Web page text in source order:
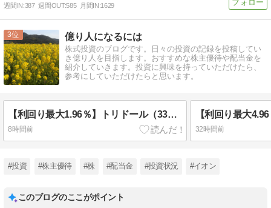
週間IN:387 週間OUT:585 月間IN:1629
3 億り人になるには
株式投資のブログです。日々の投資の記録を投稿してい
き億り人を目指します。おすすめな株主優待や配当金を
紹介していきます。投資に興味を持っていただけたら、
参考にしていただけたらと思います。
【利回り最大1.96％】トリドール（3397）から株主優待＆配当金！
8時間前 32時間前
#投資 #株主優待 #株 #配当金 #投資状況 #イオン
このブログのここがポイント